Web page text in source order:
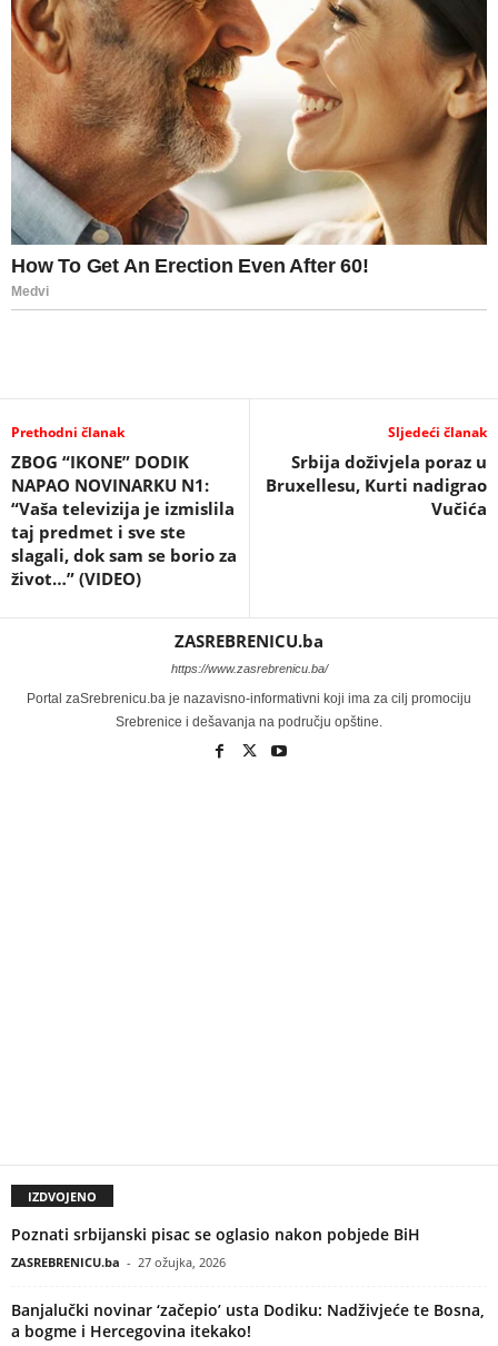
Prethodni članak
ZBOG “IKONE” DODIK
NAPAO NOVINARKU N1:
“Vaša televizija je izmislila
taj predmet i sve ste
slagali, dok sam se borio za
život…” (VIDEO)
Sljedeći članak
Srbija doživjela poraz u
Bruxellesu, Kurti nadigrao
Vučića
ZASREBRENICU.ba
https://www.zasrebrenicu.ba/
Portal zaSrebrenicu.ba je nazavisno-informativni koji ima za cilj promociju
Srebrenice i dešavanja na području opštine.
IZDVOJENO
Poznati srbijanski pisac se oglasio nakon pobjede BiH
ZASREBRENICU.ba - 27 ožujka, 2026
Banjalučki novinar ‘začepio’ usta Dodiku: Nadživjeće te Bosna,
a bogme i Hercegovina itekako!